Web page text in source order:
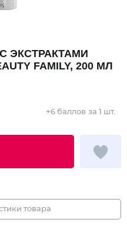
ЭКСТРАКТАМИ
FAMILY, 200 МЛ
+6 баллов за 1 шт.
товара